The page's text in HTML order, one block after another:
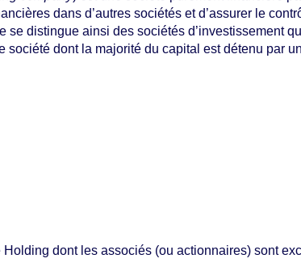
dans d’autres sociétés et d’assurer le
se distingue ainsi des sociétés d’investissement
société dont la majorité du capital est détenu par
dont les associés (ou actionnaires) sont